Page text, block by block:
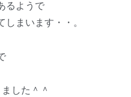
るようで
まいます・・。
した＾＾